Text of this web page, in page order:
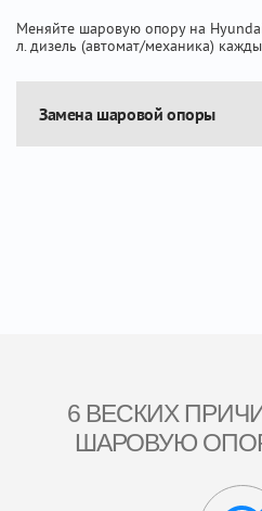
Меняйте шаровую опору на
л. дизель (автомат/механика)
Замена шаровой опоры
6 ВЕСКИХ
ШАРОВУЮ